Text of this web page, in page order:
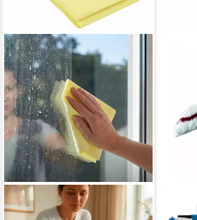
VILEDA
Fensterreiniger Actifibre Pro-